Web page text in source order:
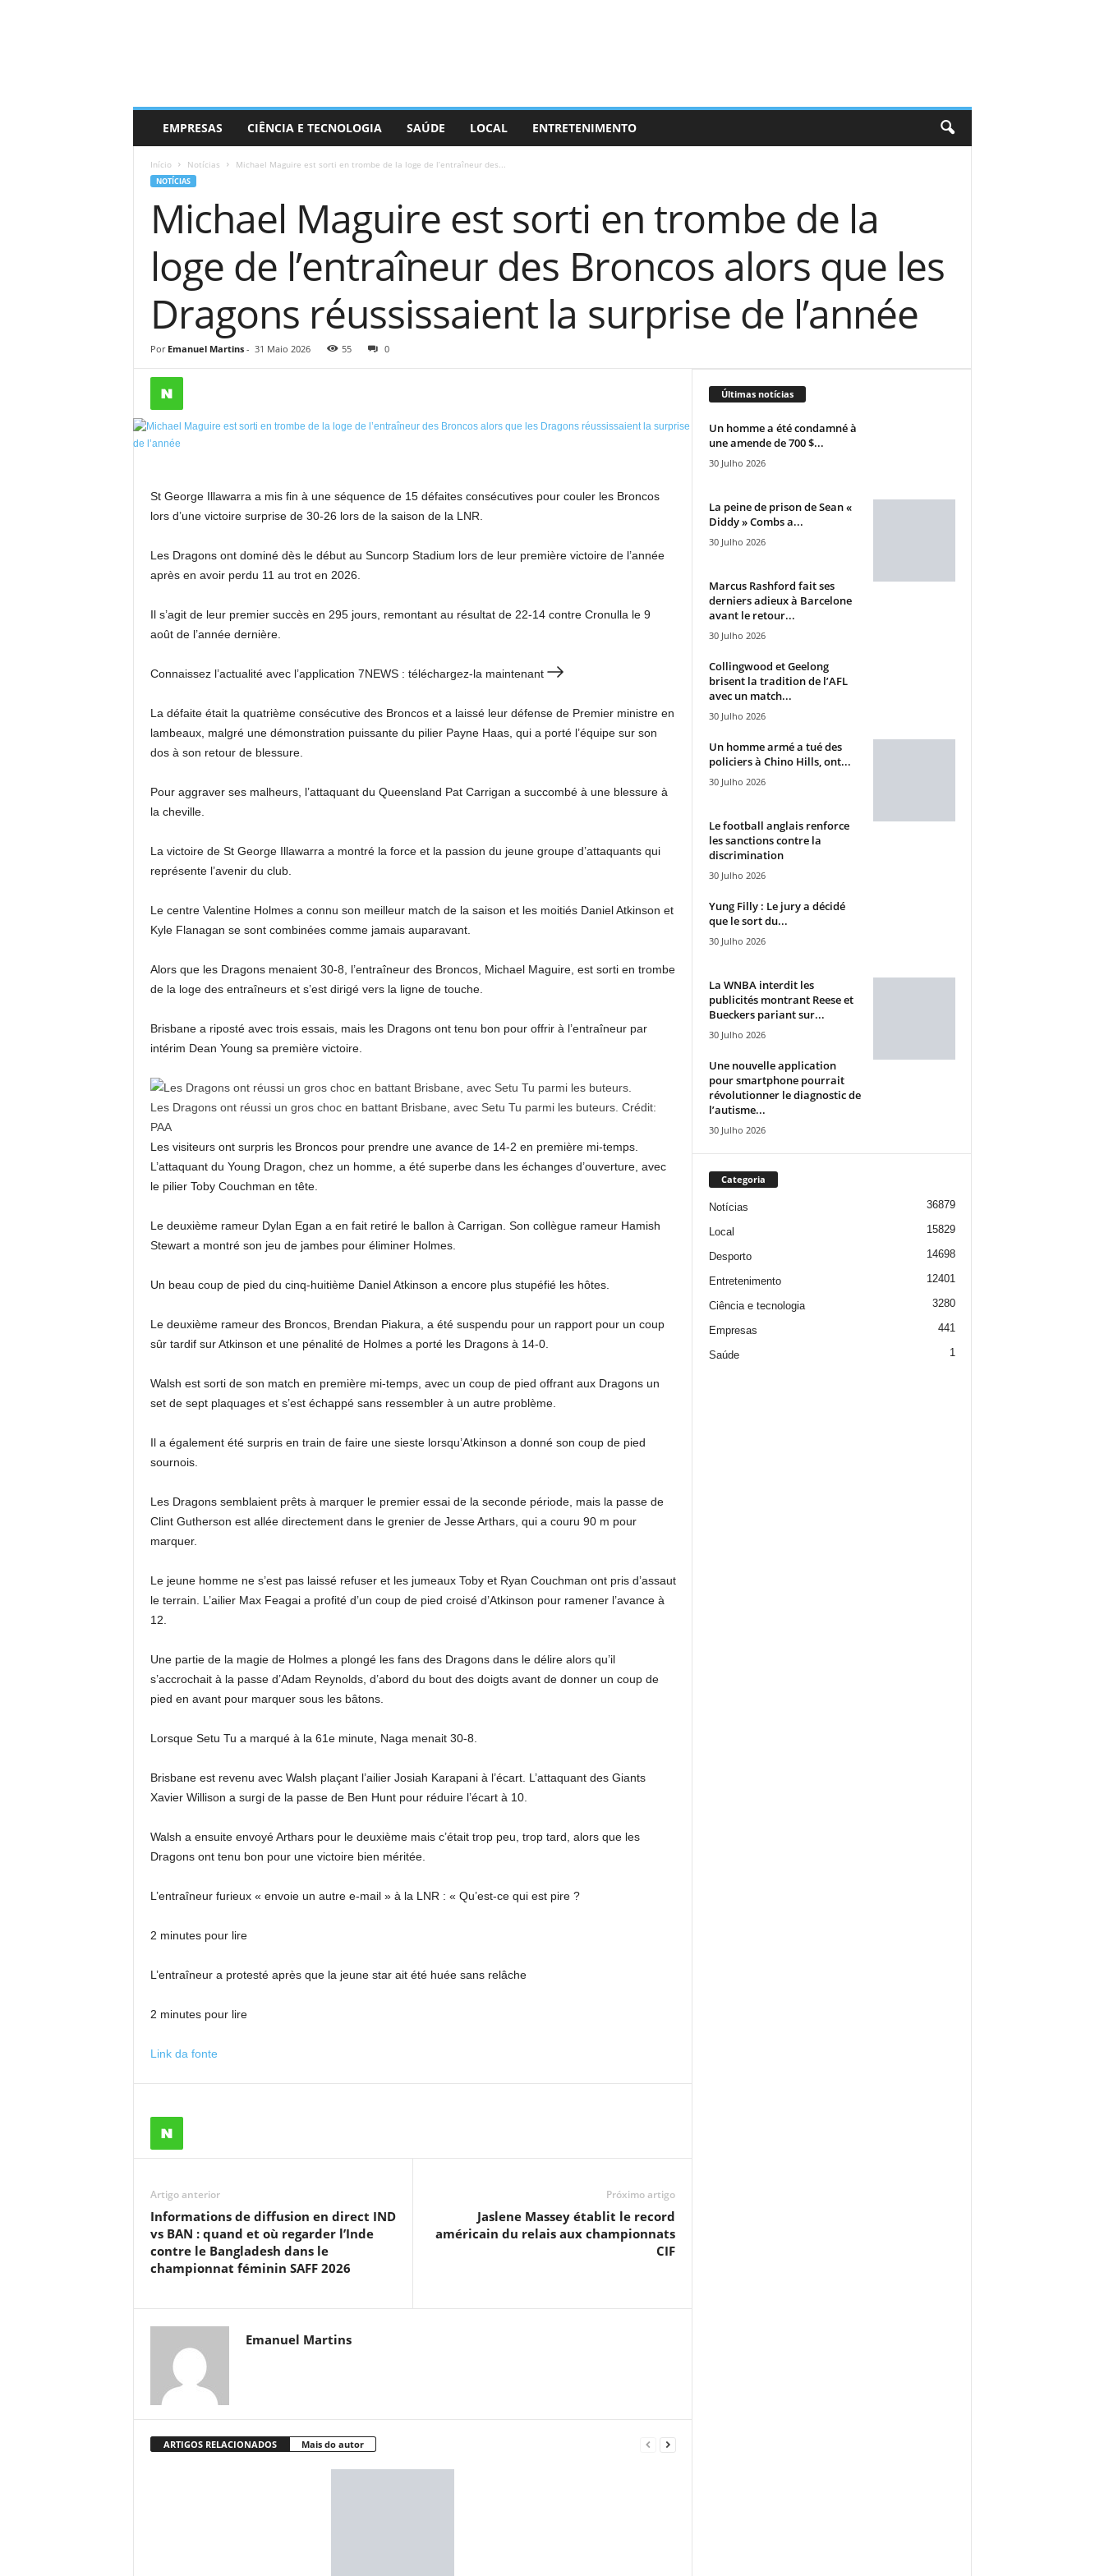
EMPRESAS CIÊNCIA E TECNOLOGIA SAÚDE LOCAL ENTRETENIMENTO
Início Notícias Michael Maguire est sorti en trombe de la loge de l’entraîneur des...
NOTÍCIAS
Michael Maguire est sorti en trombe de la
loge de l’entraîneur des Broncos alors que les
Dragons réussissaient la surprise de l’année
Por Emanuel Martins- 31 Maio 2026 55 0
St George Illawarra a mis fin à une séquence de 15 défaites consécutives pour couler les Broncos
lors d’une victoire surprise de 30-26 lors de la saison de la LNR.
Les Dragons ont dominé dès le début au Suncorp Stadium lors de leur première victoire de l’année
après en avoir perdu 11 au trot en 2026.
Il s’agit de leur premier succès en 295 jours, remontant au résultat de 22-14 contre Cronulla le 9
août de l’année dernière.
Connaissez l’actualité avec l’application 7NEWS : téléchargez-la maintenant
La défaite était la quatrième consécutive des Broncos et a laissé leur défense de Premier ministre en
lambeaux, malgré une démonstration puissante du pilier Payne Haas, qui a porté l’équipe sur son
dos à son retour de blessure.
Pour aggraver ses malheurs, l’attaquant du Queensland Pat Carrigan a succombé à une blessure à
la cheville.
La victoire de St George Illawarra a montré la force et la passion du jeune groupe d’attaquants qui
représente l’avenir du club.
Le centre Valentine Holmes a connu son meilleur match de la saison et les moitiés Daniel Atkinson et
Kyle Flanagan se sont combinées comme jamais auparavant.
Alors que les Dragons menaient 30-8, l’entraîneur des Broncos, Michael Maguire, est sorti en trombe
de la loge des entraîneurs et s’est dirigé vers la ligne de touche.
Brisbane a riposté avec trois essais, mais les Dragons ont tenu bon pour offrir à l’entraîneur par
intérim Dean Young sa première victoire.
Les Dragons ont réussi un gros choc en battant Brisbane, avec Setu Tu parmi les buteurs. Crédit:
PAA
Les visiteurs ont surpris les Broncos pour prendre une avance de 14-2 en première mi-temps.
L’attaquant du Young Dragon, chez un homme, a été superbe dans les échanges d’ouverture, avec
le pilier Toby Couchman en tête.
Le deuxième rameur Dylan Egan a en fait retiré le ballon à Carrigan. Son collègue rameur Hamish
Stewart a montré son jeu de jambes pour éliminer Holmes.
Un beau coup de pied du cinq-huitième Daniel Atkinson a encore plus stupéfié les hôtes.
Le deuxième rameur des Broncos, Brendan Piakura, a été suspendu pour un rapport pour un coup
sûr tardif sur Atkinson et une pénalité de Holmes a porté les Dragons à 14-0.
Walsh est sorti de son match en première mi-temps, avec un coup de pied offrant aux Dragons un
set de sept plaquages ​​et s’est échappé sans ressembler à un autre problème.
Il a également été surpris en train de faire une sieste lorsqu’Atkinson a donné son coup de pied
sournois.
Les Dragons semblaient prêts à marquer le premier essai de la seconde période, mais la passe de
Clint Gutherson est allée directement dans le grenier de Jesse Arthars, qui a couru 90 m pour
marquer.
Le jeune homme ne s’est pas laissé refuser et les jumeaux Toby et Ryan Couchman ont pris d’assaut
le terrain. L’ailier Max Feagai a profité d’un coup de pied croisé d’Atkinson pour ramener l’avance à
12.
Une partie de la magie de Holmes a plongé les fans des Dragons dans le délire alors qu’il
s’accrochait à la passe d’Adam Reynolds, d’abord du bout des doigts avant de donner un coup de
pied en avant pour marquer sous les bâtons.
Lorsque Setu Tu a marqué à la 61e minute, Naga menait 30-8.
Brisbane est revenu avec Walsh plaçant l’ailier Josiah Karapani à l’écart. L’attaquant des Giants
Xavier Willison a surgi de la passe de Ben Hunt pour réduire l’écart à 10.
Walsh a ensuite envoyé Arthars pour le deuxième mais c’était trop peu, trop tard, alors que les
Dragons ont tenu bon pour une victoire bien méritée.
L’entraîneur furieux « envoie un autre e-mail » à la LNR : « Qu’est-ce qui est pire ?
2 minutes pour lire
L’entraîneur a protesté après que la jeune star ait été huée sans relâche
2 minutes pour lire
Link da fonte
Artigo anterior
Informations de diffusion en direct IND
vs BAN : quand et où regarder l’Inde
contre le Bangladesh dans le
championnat féminin SAFF 2026
Próximo artigo
Jaslene Massey établit le record
américain du relais aux championnats
CIF
Emanuel Martins
ARTIGOS RELACIONADOS Mais do autor
Últimas notícias
Un homme a été condamné à
une amende de 700 $...
30 Julho 2026
La peine de prison de Sean «
Diddy » Combs a...
30 Julho 2026
Marcus Rashford fait ses
derniers adieux à Barcelone
avant le retour...
30 Julho 2026
Collingwood et Geelong
brisent la tradition de l’AFL
avec un match...
30 Julho 2026
Un homme armé a tué des
policiers à Chino Hills, ont...
30 Julho 2026
Le football anglais renforce
les sanctions contre la
discrimination
30 Julho 2026
Yung Filly : Le jury a décidé
que le sort du...
30 Julho 2026
La WNBA interdit les
publicités montrant Reese et
Bueckers pariant sur...
30 Julho 2026
Une nouvelle application
pour smartphone pourrait
révolutionner le diagnostic de
l’autisme...
30 Julho 2026
Categoria
Notícias 36879
Local 15829
Desporto 14698
Entretenimento 12401
Ciência e tecnologia 3280
Empresas 441
Saúde 1